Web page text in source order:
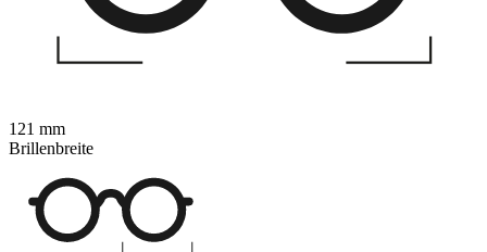
121 mm
Brillenbreite